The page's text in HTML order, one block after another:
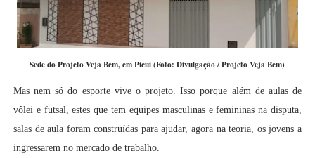
Sede do Projeto Veja Bem, em Picui (Foto: Divulgação / Projeto Veja Bem)
Mas nem só do esporte vive o projeto. Isso porque além de aulas de
vôlei e futsal, estes que tem equipes masculinas e femininas na disputa,
salas de aula foram construídas para ajudar, agora na teoria, os jovens a
ingressarem no mercado de trabalho.